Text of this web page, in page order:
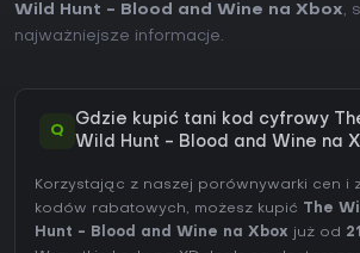
Wild Hunt - Blood and Wine na Xbox,
najważniejsze informacje.
Q
Gdzie kupić tani kod cyfrowy
Wild Hunt - Blood and Wine na
Korzystając z naszej porównywarki cen i
kodów rabatowych, możesz kupić The
Hunt - Blood and Wine na Xbox już od